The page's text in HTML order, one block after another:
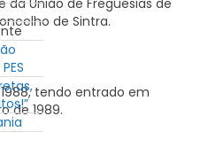
de Sintra.
tendo entrado em
de 1989.